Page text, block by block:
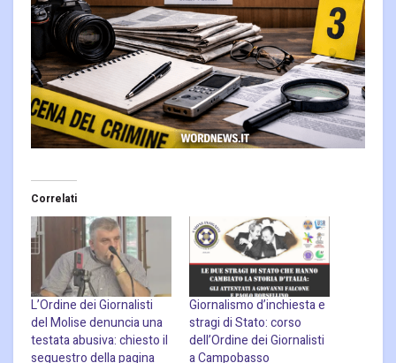
Correlati
L’Ordine dei Giornalisti
del Molise denuncia una
testata abusiva: chiesto il
sequestro della pagina
Giornalismo d’inchiesta e
stragi di Stato: corso
dell’Ordine dei Giornalisti
a Campobasso